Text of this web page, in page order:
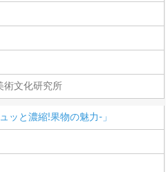
術文化研究所
ッと濃縮!果物の魅力-」